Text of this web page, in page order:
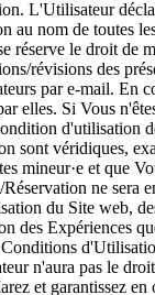
L'Utilisateur
au nom de toutes
réserve le droit de
révisions des
par e-mail. En
elles. Si Vous
d'utilisation
sont véridiques,
mineur·e et que
ne sera
du Site web,
des Expériences
Conditions
n'aura pas le
et garantissez